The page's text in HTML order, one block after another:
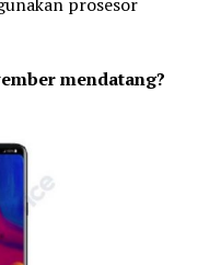
mendatang?